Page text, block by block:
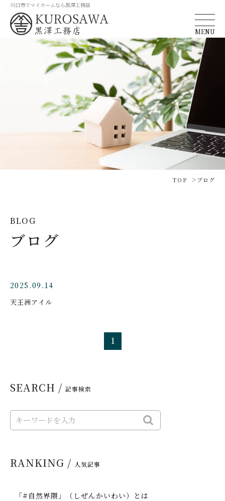
川口市でマイホームなら黒澤工務店
MENU
TOP ブログ
BLOG
ブログ
2025.09.14
天王洲アイル
1
SEARCH / 記事検索
RANKING / 人気記事
「#自然界隈」（しぜんかいわい）とは